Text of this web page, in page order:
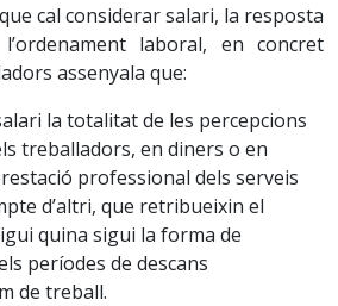
cal considerar salari, la resposta
laboral, en concret
assenyala que:
la totalitat de les percepcions
treballadors, en diners o en
professional dels serveis
d’altri, que retribueixin el
quina sigui la forma de
períodes de descans
de treball.